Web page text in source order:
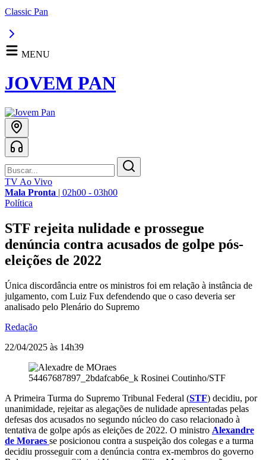
Classic Pan
MENU
JOVEM PAN
TV Ao Vivo
Mala Pronta | 02h00 - 03h00
Política
STF rejeita nulidade e prossegue
denúncia contra acusados de golpe pós-
eleições de 2022
Única discordância entre os ministros foi em relação à instância de
julgamento, com Luiz Fux defendendo que o caso deveria ser
analisado pelo Plenário do Supremo
Redação
22/04/2025 às 14h39
54467687897_2bdafcab6e_k Rosinei Coutinho/STF
A Primeira Turma do Supremo Tribunal Federal (STF) decidiu, por
unanimidade, rejeitar as alegações de nulidade apresentadas pelas
defesas dos acusados no segundo núcleo do caso relacionado à
tentativa de golpe após as eleições de 2022. O ministro Alexandre
de Moraes se posicionou contra a suspeição dos colegas e a turma
decidiu prosseguir com a denúncia contra ex-membros do governo